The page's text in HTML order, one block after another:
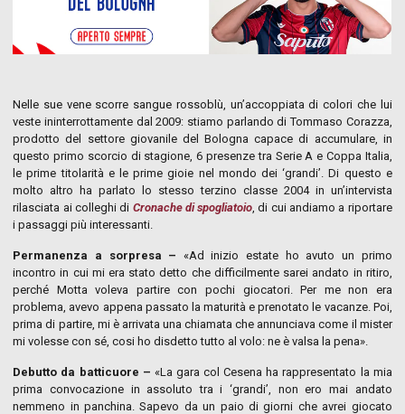
Nelle sue vene scorre sangue rossoblù, un’accoppiata di colori che lui
veste ininterrottamente dal 2009: stiamo parlando di Tommaso Corazza,
prodotto del settore giovanile del Bologna capace di accumulare, in
questo primo scorcio di stagione, 6 presenze tra Serie A e Coppa Italia,
le prime titolarità e le prime gioie nel mondo dei ‘grandi’. Di questo e
molto altro ha parlato lo stesso terzino classe 2004 in un’intervista
rilasciata ai colleghi di Cronache di spogliatoio , di cui andiamo a riportare
i passaggi più interessanti.
Permanenza a sorpresa – «Ad inizio estate ho avuto un primo
incontro in cui mi era stato detto che difficilmente sarei andato in ritiro,
perché Motta voleva partire con pochi giocatori. Per me non era
problema, avevo appena passato la maturità e prenotato le vacanze. Poi,
prima di partire, mi è arrivata una chiamata che annunciava come il mister
mi volesse con sé, cosi ho disdetto tutto al volo: ne è valsa la pena».
Debutto da batticuore – «La gara col Cesena ha rappresentato la mia
prima convocazione in assoluto tra i ‘grandi’, non ero mai andato
nemmeno in panchina. Sapevo da un paio di giorni che avrei giocato